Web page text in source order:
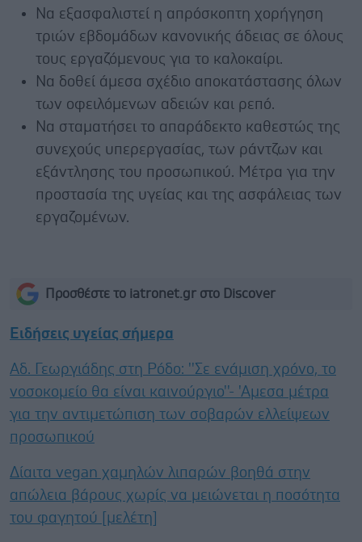
Να εξασφαλιστεί η απρόσκοπτη χορήγηση
τριών εβδομάδων κανονικής άδειας σε όλους
τους εργαζόμενους για το καλοκαίρι.
Να δοθεί άμεσα σχέδιο αποκατάστασης όλων
των οφειλόμενων αδειών και ρεπό.
Να σταματήσει το απαράδεκτο καθεστώς της
συνεχούς υπερεργασίας, των ράντζων και
εξάντλησης του προσωπικού. Μέτρα για την
προστασία της υγείας και της ασφάλειας των
εργαζομένων.
Προσθέστε το iatronet.gr στο Discover
Ειδήσεις υγείας σήμερα
Αδ. Γεωργιάδης στη Ρόδο: ''Σε ενάμιση χρόνο, το
νοσοκομείο θα είναι καινούργιο''- 'Αμεσα μέτρα
για την αντιμετώπιση των σοβαρών ελλείψεων
προσωπικού
Δίαιτα vegan χαμηλών λιπαρών βοηθά στην
απώλεια βάρους χωρίς να μειώνεται η ποσότητα
του φαγητού [μελέτη]